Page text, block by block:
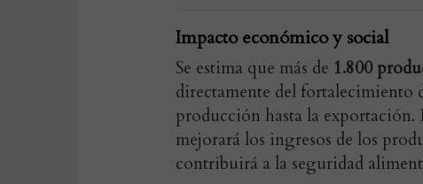
Impacto económico y social
Se estima que más de 1.800
directamente del fortalecimiento
producción hasta la
mejorará los ingresos de los
contribuirá a la seguridad